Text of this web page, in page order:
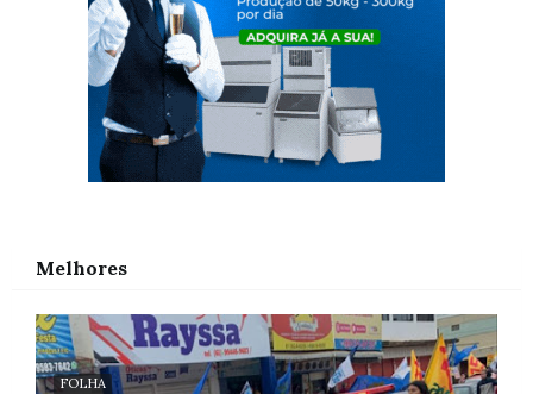
Melhores
FOLHA